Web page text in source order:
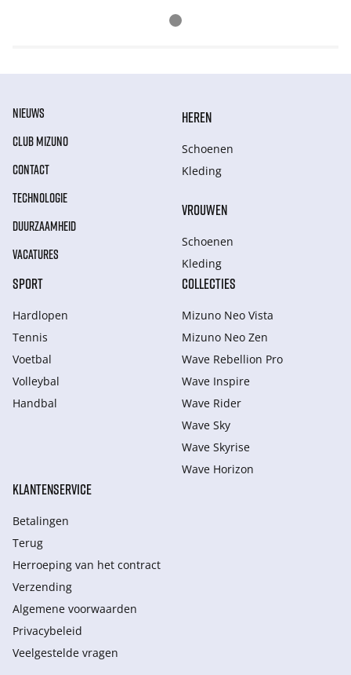
NIEUWS
CLUB MIZUNO
CONTACT
TECHNOLOGIE
DUURZAAMHEID
VACATURES
HEREN
Schoenen
Kleding
VROUWEN
Schoenen
Kleding
SPORT
Hardlopen
Tennis
Voetbal
Volleybal
Handbal
COLLECTIES
Mizuno Neo Vista
Mizuno Neo Zen
Wave Rebellion Pro
Wave Inspire
Wave Rider
Wave Sky
Wave Skyrise
Wave Horizon
KLANTENSERVICE
Betalingen
Terug
Herroeping van het contract
Verzending
Algemene voorwaarden
Privacybeleid
Veelgestelde vragen